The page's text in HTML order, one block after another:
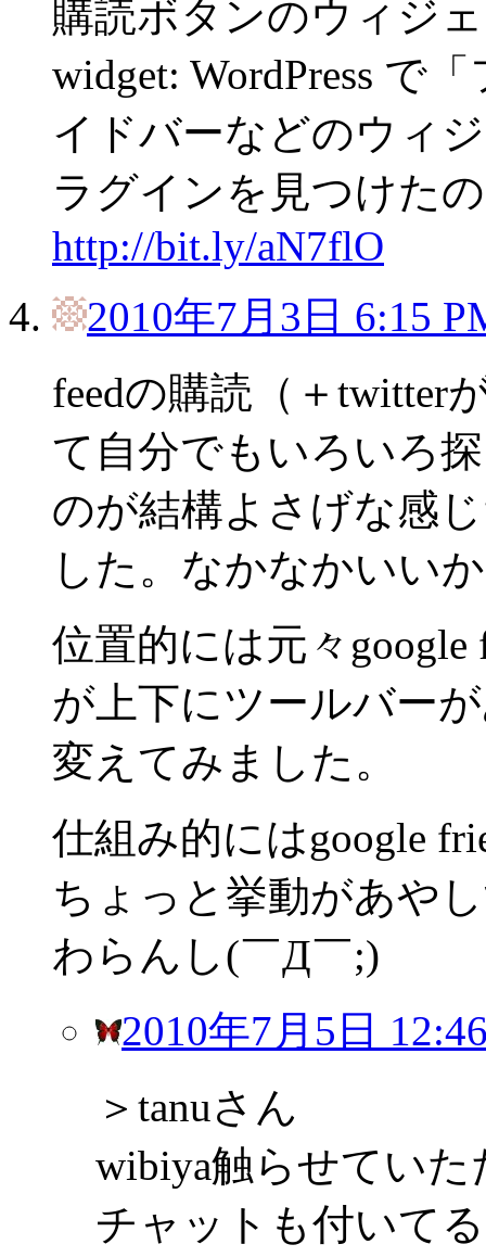
購読ボタンのウィジ
widget: WordPress で
イドバーなどのウィ
ラグインを見つけた
http://bit.ly/aN7flO
2010年7月3日 6:15
feedの購読（＋twitter
て自分でもいろいろ
のが結構よさげな感
した。なかなかいい
位置的には元々
が上下にツールバー
変えてみました。
仕組み的にはgoogle
ちょっと挙動があや
わらんし(￣Д￣;)
2010年7月5日
＞tanuさん
wibiya触らせてい
チャットも付いて